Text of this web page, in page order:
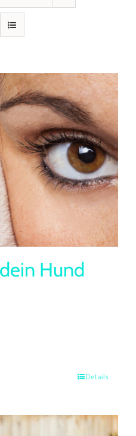
Aufzeichnungen
Kontakt
Warenkorb
Mein Konto
Hund
Details